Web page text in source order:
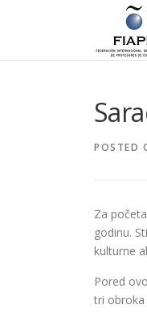
POSTED
Za
godinu.
kulturne
Pored
tri obroka